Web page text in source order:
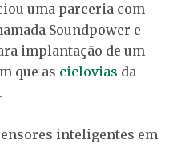
uma parceria com
Soundpower e
implantação de um
que as ciclovias da
inteligentes em